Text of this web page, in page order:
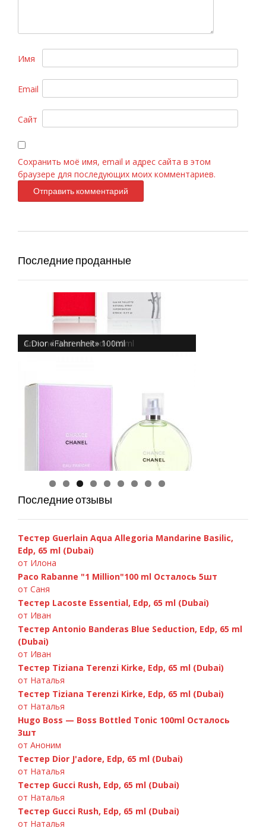
Имя
Email
Сайт
Сохранить моё имя, email и адрес сайта в этом
браузере для последующих моих комментариев.
Последние проданные
Versace «Bright Crystal» 90ml
Armand Basi «In Red» 100ml
C.Dior «Fahrenheit» 100ml
Chanel Chance Eau Fraiche 100ml
A.Banderas «Blue Seduction» 100ml
GIORGIO ARMANI — Si 100ml
Chanel «Bleu de Chanel», 100 ml
Paco Rabanne Invictus 100ml
Последние отзывы
Тестер Guerlain Aqua Allegoria Mandarine Basilic,
Edp, 65 ml (Dubai)
от Илона
Paco Rabanne "1 Million"100 ml Осталось 5шт
от Саня
Тестер Lacoste Essential, Edp, 65 ml (Dubai)
от Иван
Тестер Antonio Banderas Blue Seduction, Edp, 65 ml
(Dubai)
от Иван
Тестер Tiziana Terenzi Kirke, Edp, 65 ml (Dubai)
от Наталья
Тестер Tiziana Terenzi Kirke, Edp, 65 ml (Dubai)
от Наталья
Hugo Boss — Boss Bottled Tonic 100ml Осталось
3шт
от Аноним
Тестер Dior J'adore, Edp, 65 ml (Dubai)
от Наталья
Тестер Gucci Rush, Edp, 65 ml (Dubai)
от Наталья
Тестер Gucci Rush, Edp, 65 ml (Dubai)
от Наталья